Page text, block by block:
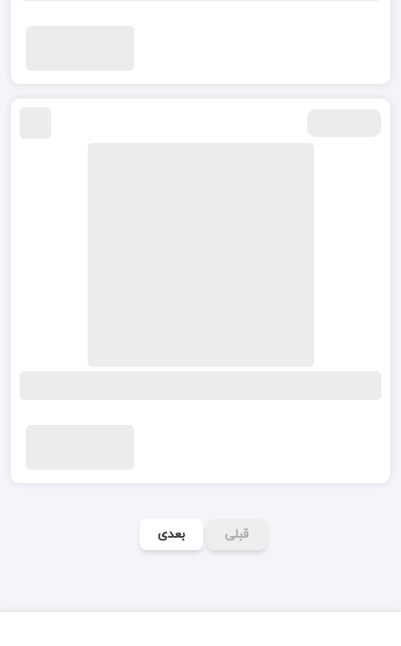
قبلی بعدی